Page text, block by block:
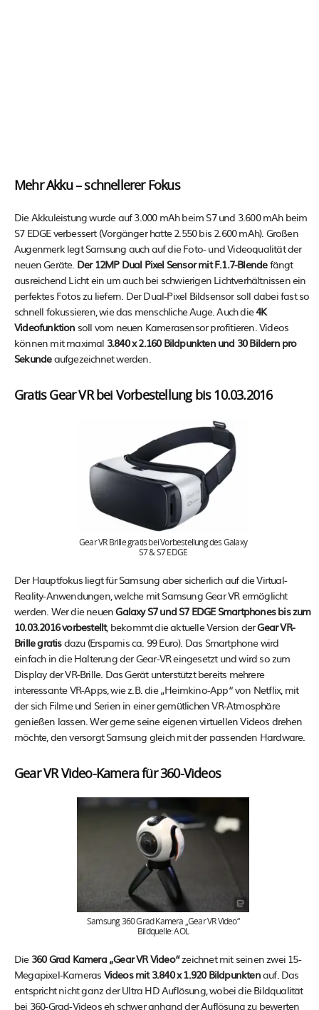
Mehr Akku – schnellerer Fokus
Die Akkuleistung wurde auf 3.000 mAh beim S7 und 3.600 mAh beim
S7 EDGE verbessert (Vorgänger hatte 2.550 bis 2.600 mAh). Großen
Augenmerk legt Samsung auch auf die Foto- und Videoqualität der
neuen Geräte. Der 12MP Dual Pixel Sensor mit F.1.7-Blendefängt
ausreichend Licht ein um auch bei schwierigen Lichtverhältnissen ein
perfektes Fotos zu liefern. Der Dual-Pixel Bildsensor soll dabei fast so
schnell fokussieren, wie das menschliche Auge. Auch die4K
Videofunktion soll vom neuen Kamerasensor profitieren. Videos
können mit maximal 3.840 x 2.160 Bildpunkten und 30 Bildern pro
Sekundeaufgezeichnet werden.
Gratis Gear VR bei Vorbestellung bis 10.03.2016
Gear VR Brille gratis bei Vorbestellung des Galaxy
S7 & S7 EDGE
Der Hauptfokus liegt für Samsung aber sicherlich auf die Virtual-
Reality-Anwendungen, welche mit Samsung Gear VR ermöglicht
werden. Wer die neuenGalaxy S7 und S7 EDGE Smartphones bis zum
10.03.2016 vorbestellt, bekommt die aktuelle Version derGear VR-
Brille gratisdazu (Ersparnis ca. 99 Euro). Das Smartphone wird
einfach in die Halterung der Gear-VR eingesetzt und wird so zum
Display der VR-Brille. Das Gerät unterstützt bereits mehrere
interessante VR-Apps, wie z.B. die „Heimkino-App“ von Netflix, mit
der sich Filme und Serien in einer gemütlichen VR-Atmosphäre
genießen lassen. Wer gerne seine eigenen virtuellen Videos drehen
möchte, den versorgt Samsung gleich mit der passenden Hardware.
Gear VR Video-Kamera für 360-Videos
Samsung 360 Grad Kamera „Gear VR Video“
Bildquelle: AOL
Die 360 Grad Kamera „Gear VR Video“zeichnet mit seinen zwei 15-
Megapixel-Kameras Videos mit 3.840 x 1.920 Bildpunktenauf. Das
entspricht nicht ganz der Ultra HD Auflösung, wobei die Bildqualität
bei 360-Grad-Videos eh schwer anhand der Auflösung zu bewerten